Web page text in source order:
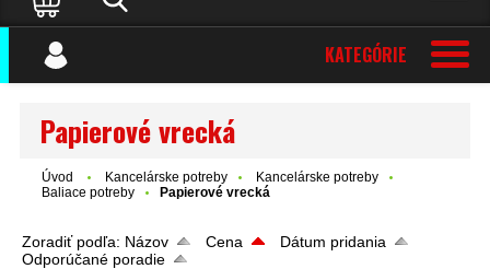
KATEGÓRIE
Papierové vrecká
Úvod Kancelárske potreby
Kancelárske potreby
Baliace potreby
Papierové vrecká
Zoradiť podľa: Názov Cena
Dátum pridania
Odporúčané poradie